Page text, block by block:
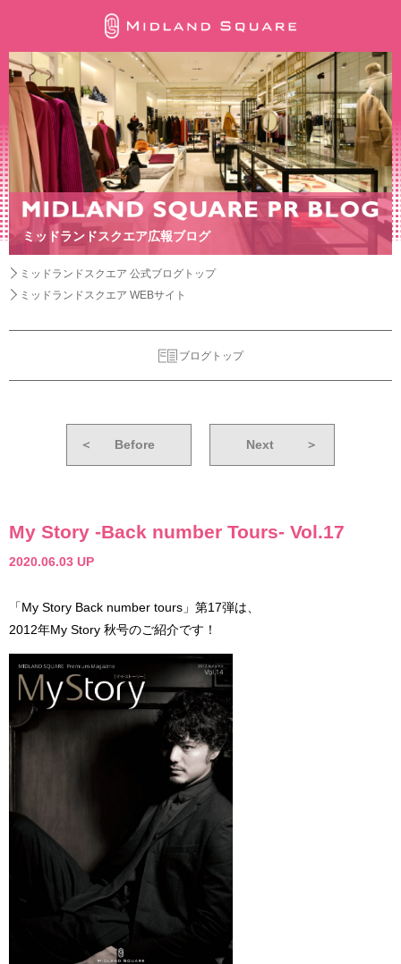
ミッドランドスクエア広報ブログ
ミッドランドスクエア 公式ブログトップ
ミッドランドスクエア WEBサイト
ブログトップ
＜ Before Next ＞
My Story -Back number Tours- Vol.17
2020.06.03 UP
「My Story Back number tours」第17弾は、
2012年My Story 秋号のご紹介です！